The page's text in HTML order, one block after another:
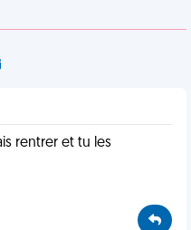
rentrer et tu les